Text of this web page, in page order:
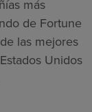
más
de Fortune
las mejores
Unidos